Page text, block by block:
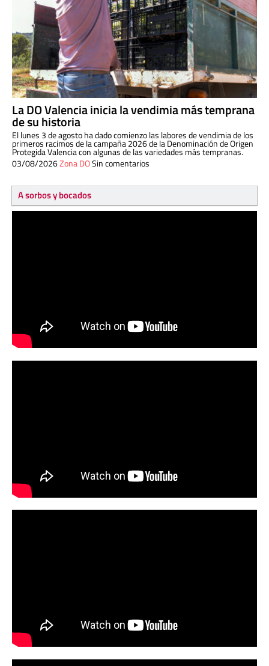
La DO Valencia inicia la vendimia más temprana
de su historia
El lunes 3 de agosto ha dado comienzo las labores de vendimia de los
primeros racimos de la campaña 2026 de la Denominación de Origen
Protegida Valencia con algunas de las variedades más tempranas.
03/08/2026Zona DOSin comentarios
A sorbos y bocados